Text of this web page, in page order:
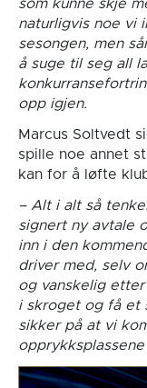
som kunne skje
naturligvis noe vi
sesongen, men
å suge til seg all
opp igjen.
Marcus Soltvedt
spille noe annet
kan for å løfte
– Alt i alt så
signert ny avtale
inn i den
driver med, selv
og vanskelig
i skroget og få et
sikker på at vi